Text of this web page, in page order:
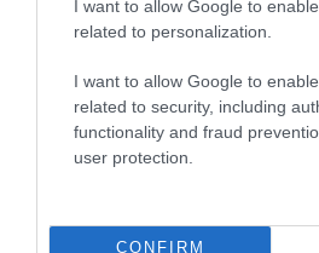
I want to allow Google to
related to personalization.
I want to allow Google to
related to security, including
functionality and fraud
user protection.
CONFIRM